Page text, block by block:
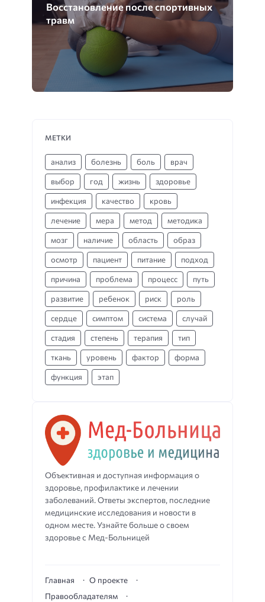
Восстановление после спортивных
травм
Объективная и доступная информация о
здоровье, профилактике и лечении
заболеваний. Ответы экспертов, последние
медицинские исследования и новости в
одном месте. Узнайте больше о своем
здоровье с Мед-Больницей
Главная
О проекте
Правообладателям
МЕТКИ
анализ болезнь боль врач
выбор год жизнь здоровье
инфекция качество кровь
лечение мера метод методика
мозг наличие область образ
осмотр пациент питание подход
причина проблема процесс путь
развитие ребенок риск роль
сердце симптом система случай
стадия степень терапия тип
ткань уровень фактор форма
функция этап